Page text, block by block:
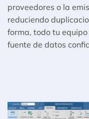
proveedores o la
reduciendo
forma, todo tu
fuente de datos